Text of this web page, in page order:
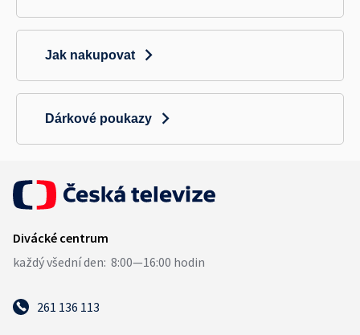
Jak nakupovat
Dárkové poukazy
261 136 113